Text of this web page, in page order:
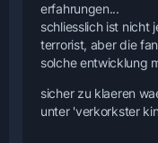
erfahrungen...
schliesslich ist nicht
terrorist, aber die
solche entwicklung
sicher zu klaeren
unter 'verkorkster